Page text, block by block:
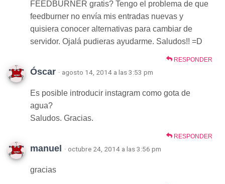
FEEDBURNER gratis? Tengo el problema de que
feedburner no envía mis entradas nuevas y
quisiera conocer alternativas para cambiar de
servidor. Ojalá pudieras ayudarme. Saludos!! =D
RESPONDER
Óscar · agosto 14, 2014 a las 3:53 pm
Es posible introducir instagram como gota de
agua?
Saludos. Gracias.
RESPONDER
manuel · octubre 24, 2014 a las 3:56 pm
gracias